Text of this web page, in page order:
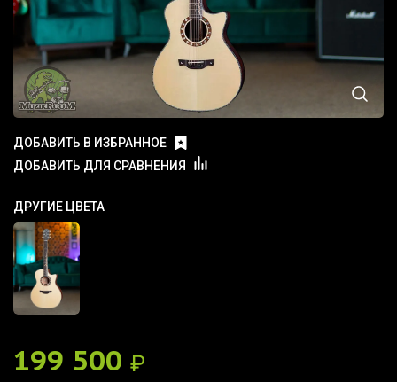
ДОБАВИТЬ В ИЗБРАННОЕ
ДОБАВИТЬ ДЛЯ СРАВНЕНИЯ
ДРУГИЕ ЦВЕТА
199 500 ₽